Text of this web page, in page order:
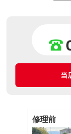
当
修理前